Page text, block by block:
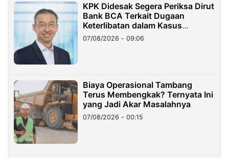
KPK Didesak Segera Periksa Dirut
Bank BCA Terkait Dugaan
Keterlibatan dalam Kasus
Hilangnya Dana Nasabah Rp2,58
Miliar
07/08/2026 - 09:06
Biaya Operasional Tambang
Terus Membengkak? Ternyata Ini
yang Jadi Akar Masalahnya
07/08/2026 - 00:15